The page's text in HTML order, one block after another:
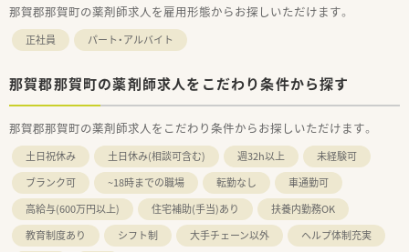
きます。
＜こんな方にもおすすめ＞
■複数店舗展開している企業を希望の方
那賀郡那賀町の薬剤師求人を雇用形態からお探しいただけます。
正社員 パート・アルバイト
那賀郡那賀町の薬剤師求人をこだわり条件から探す
那賀郡那賀町の薬剤師求人をこだわり条件からお探しいただけます。
土日祝休み 土日休み(相談可含む) 週32h以上
未経験可
ブランク可
~18時までの職場 転勤なし
車通勤可
高給与(600万円以上)
住宅補助(手当)あり
扶養内勤務OK
教育制度あり
シフト制 大手チェーン以外
ヘルプ体制充実